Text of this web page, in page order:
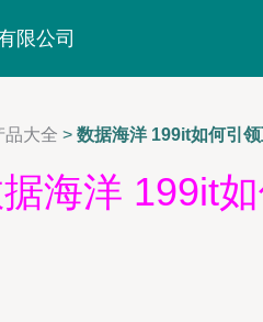
限公司
品大全 > 数据海洋 199it如何引
海洋 199it